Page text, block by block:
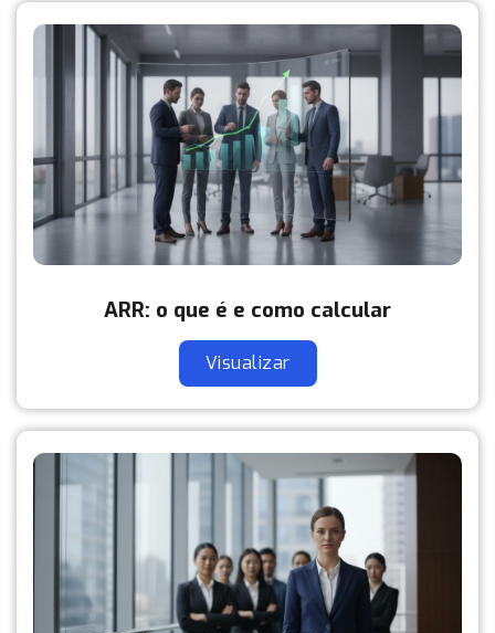
ARR: o que é e como calcular
Visualizar